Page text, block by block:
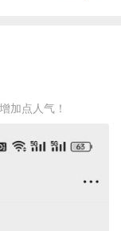
加点人气！